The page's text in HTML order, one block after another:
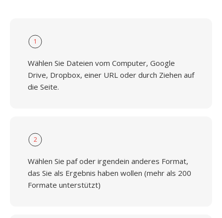
1
Wählen Sie Dateien vom Computer, Google
Drive, Dropbox, einer URL oder durch Ziehen auf
die Seite.
2
Wählen Sie paf oder irgendein anderes Format,
das Sie als Ergebnis haben wollen (mehr als 200
Formate unterstützt)